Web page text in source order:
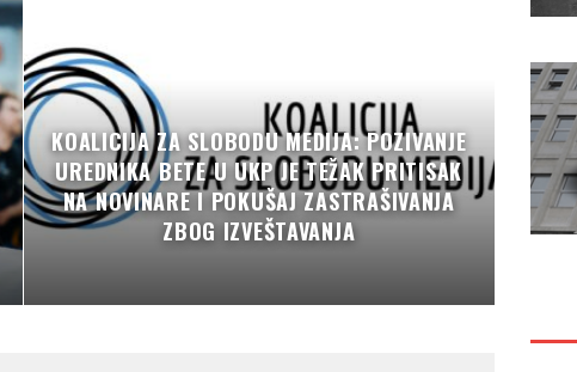
KOALICIJA ZA SLOBODU MEDIJA: POZIVANJE
UREDNIKA BETE U UKP JE TEŽAK PRITISAK
NA NOVINARE I POKUŠAJ ZASTRAŠIVANJA
ZBOG IZVEŠTAVANJA